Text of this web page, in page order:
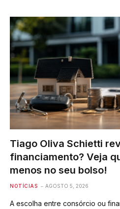
Tiago Oliva Schietti
financiamento? Veja
menos no seu bolso!
NOTÍCIAS AGOSTO 5, 2026
A escolha entre consórcio ou